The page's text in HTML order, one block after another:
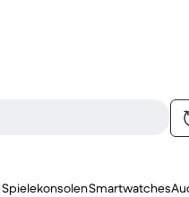
SpielekonsolenSmartwatches